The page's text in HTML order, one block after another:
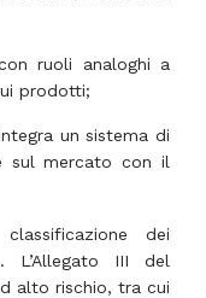
ruoli analoghi a
prodotti;
un sistema di
sul mercato con il
dei
III del
alto rischio, tra cui